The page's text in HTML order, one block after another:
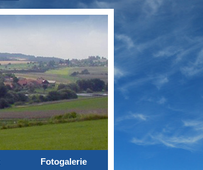
Fotogalerie